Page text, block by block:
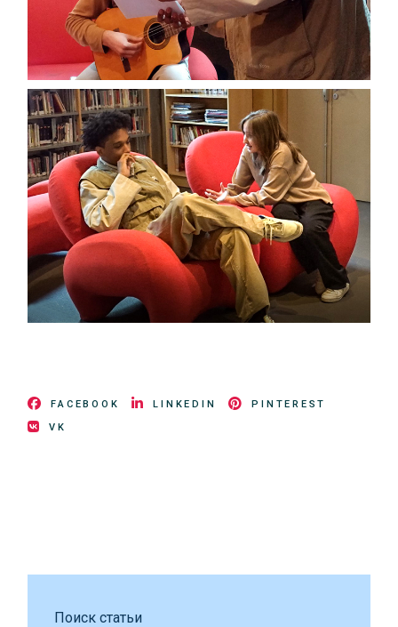
FACEBOOK LINKEDIN
PINTEREST
VK
Поиск статьи